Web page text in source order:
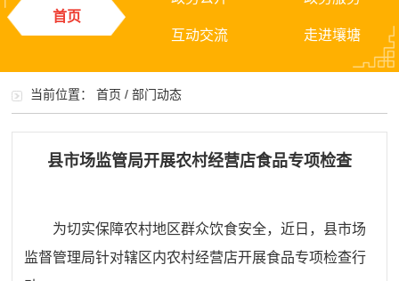
首页
互动交流 走进壤塘
当前位置：首页 /部门动态
县市场监管局开展农村经营店食品专项检查
为切实保障农村地区群众饮食安全，近日，县市场
监督管理局针对辖区内农村经营店开展食品专项检查行